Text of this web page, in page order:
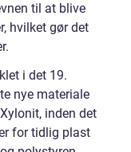
til at blive
hvilket gør det
i det 19.
nye materiale
inden det
for tidlig plast